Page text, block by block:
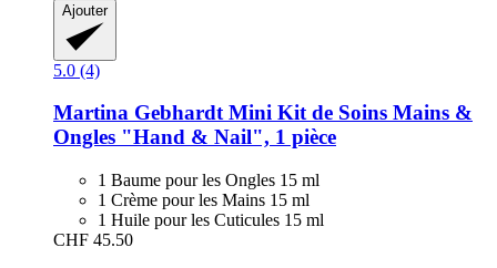
Ajouter
5.0 (4)
Martina GebhardtMini Kit de Soins Mains &
Ongles "Hand & Nail", 1 pièce
1 Baume pour les Ongles 15 ml
1 Crème pour les Mains 15 ml
1 Huile pour les Cuticules 15 ml
CHF 45.50